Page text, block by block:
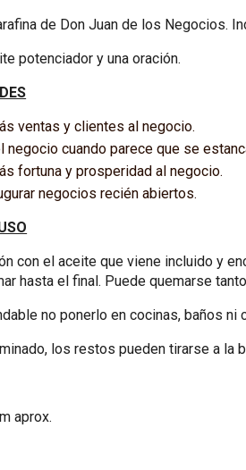
de Don Juan de los Negocios.
potenciador y una oración.
ventas y clientes al negocio.
negocio cuando parece que se
fortuna y prosperidad al negocio.
negocios recién abiertos.
con el aceite que viene incluido y
hasta el final. Puede quemarse
no ponerlo en cocinas, baños
los restos pueden tirarse a la
aprox.